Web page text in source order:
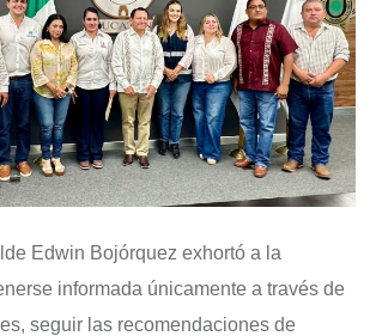
Edwin Bojórquez exhortó a la
informada únicamente a través de
seguir las recomendaciones de